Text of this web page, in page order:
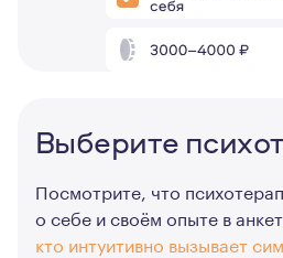
Выберите
Посмотрите, что
о себе и своём опыте в
кто интуитивно вызывает